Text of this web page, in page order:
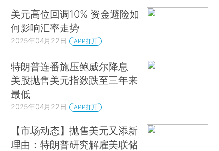
美元高位回调10% 资金避险如
何影响汇率走势
2025年04月22日 APP打开
特朗普连番施压鲍威尔降息
美股抛售美元指数跌至三年来
最低
2025年04月22日 APP打开
【市场动态】抛售美元又添新
理由：特朗普研究解雇美联储